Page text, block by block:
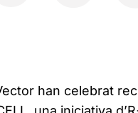
han celebrat